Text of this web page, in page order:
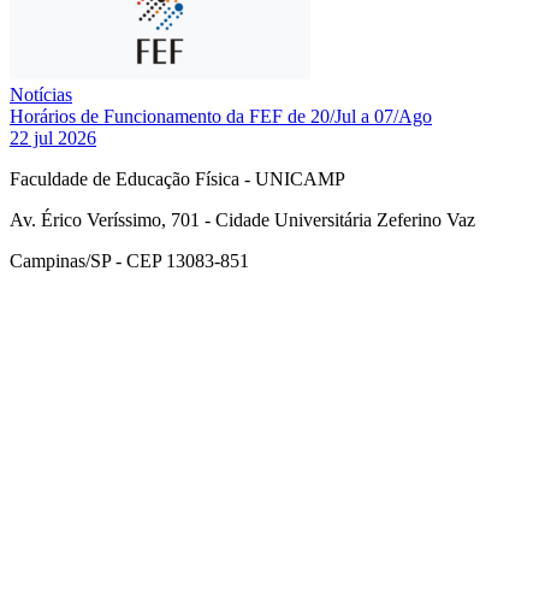
Notícias
Horários de Funcionamento da FEF de 20/Jul a 07/Ago
22 jul 2026
Faculdade de Educação Física - UNICAMP
Av. Érico Veríssimo, 701 - Cidade Universitária Zeferino Vaz
Campinas/SP - CEP 13083-851